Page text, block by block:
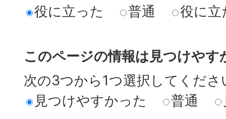
役に立った
普通 役に立
このページの情報は見つけやす
次の3つから1つ選択してくださ
見つけやすかった
普通